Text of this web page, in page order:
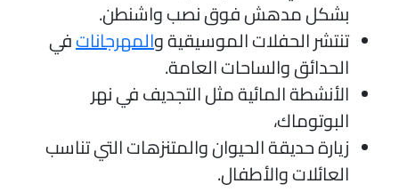
بشكل مدهش فوق نصب واشنطن.
تنتشر الحفلات الموسيقية والمهرجاناتفي
الحدائق والساحات العامة.
الأنشطة المائية مثل التجديف في نهر
البوتوماك،
زيارة حديقة الحيوان والمتنزهات التي تناسب
العائلات والأطفال.